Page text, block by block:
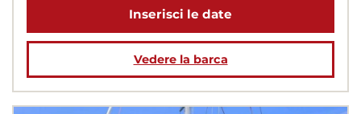
Inserisci le date
Vedere la barca